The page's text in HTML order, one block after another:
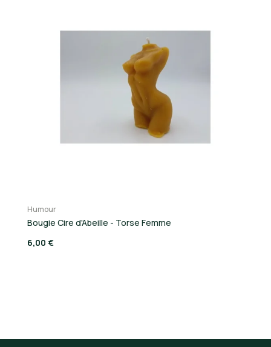
Humour
Bougie Cire d'Abeille - Torse Femme
6,00 €